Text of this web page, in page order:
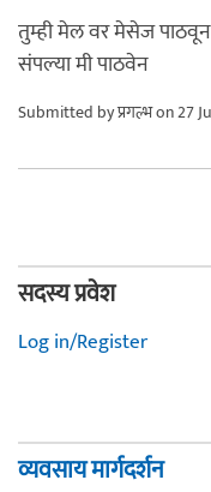
तुम्ही मेल वर मेसेज
संपल्या मी पाठवेन
Submitted byप्रगल्भon 27
सदस्य प्रवेश
Log in/Register
व्यवसाय मार्गदर्शन